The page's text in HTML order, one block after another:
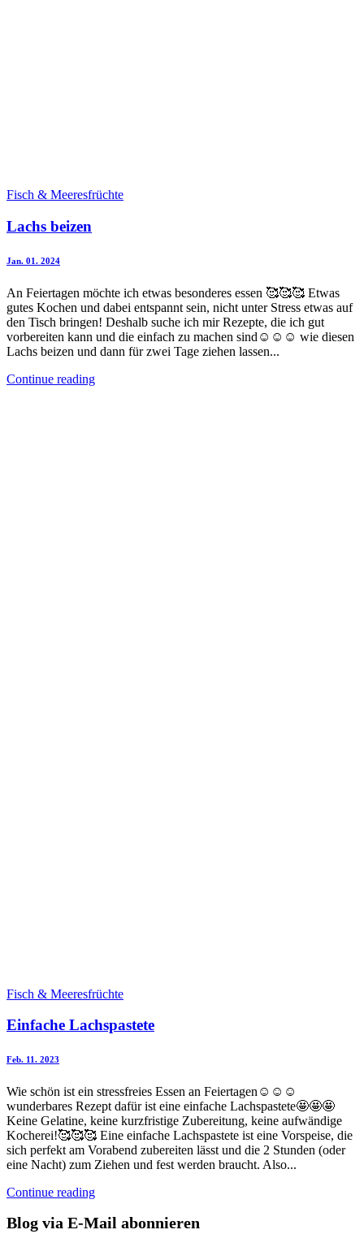
Fisch & Meeresfrüchte
Lachs beizen
Jan. 01. 2024
An Feiertagen möchte ich etwas besonderes essen 🥰🥰🥰 Etwas
gutes Kochen und dabei entspannt sein, nicht unter Stress etwas auf
den Tisch bringen! Deshalb suche ich mir Rezepte, die ich gut
vorbereiten kann und die einfach zu machen sind☺️☺️☺️ wie diesen
Lachs beizen und dann für zwei Tage ziehen lassen...
Continue reading
Fisch & Meeresfrüchte
Einfache Lachspastete
Feb. 11. 2023
Wie schön ist ein stressfreies Essen an Feiertagen☺️☺️☺️
wunderbares Rezept dafür ist eine einfache Lachspastete🤩🤩🤩
Keine Gelatine, keine kurzfristige Zubereitung, keine aufwändige
Kocherei!🥰🥰🥰 Eine einfache Lachspastete ist eine Vorspeise, die
sich perfekt am Vorabend zubereiten lässt und die 2 Stunden (oder
eine Nacht) zum Ziehen und fest werden braucht. Also...
Continue reading
Blog via E-Mail abonnieren